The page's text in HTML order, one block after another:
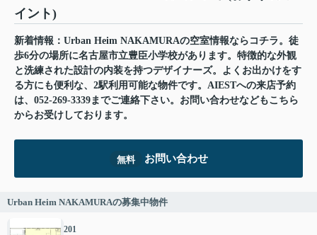
イント)
新着情報：Urban Heim NAKAMURAの空室情報ならコチラ。徒
歩6分の場所に名古屋市立豊臣小学校があります。特徴的な外観
と洗練された設計の内装を持つデザイナーズ。よくお出かけをす
る方にも便利な、2駅利用可能な物件です。AIESTへの来店予約
は、052-269-3339までご連絡下さい。お問い合わせなどもこちら
からお受けしております。
無料 お問い合わせ
Urban Heim NAKAMURAの募集中物件
201